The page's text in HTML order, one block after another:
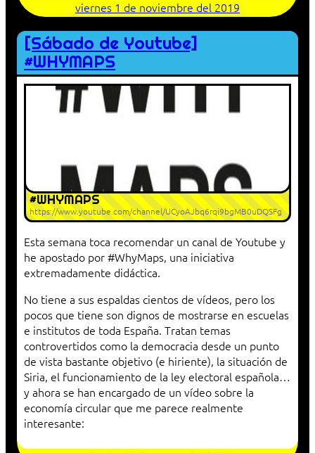
viernes 1 de noviembre del 2019
[Sábado de Youtube]
#WHYMAPS
#WHYMAPS
https://www.youtube.com/channel/UCyoAJbq6rqi9bgMB0uDQSFg
Esta semana toca recomendar un canal de Youtube y
he apostado por #WhyMaps, una iniciativa
extremadamente didáctica.
No tiene a sus espaldas cientos de vídeos, pero los
pocos que tiene son dignos de mostrarse en escuelas
e institutos de toda España. Tratan temas
controvertidos como la democracia desde un punto
de vista bastante objetivo (e hiriente), la situación de
Siria, el funcionamiento de la ley electoral española…
y ahora se han encargado de un vídeo sobre la
economía circular que me parece realmente
interesante: